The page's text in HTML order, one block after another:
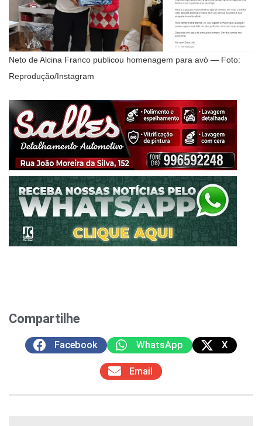
Neto de Alcina Franco publicou homenagem para avó — Foto:
Reprodução/Instagram
Compartilhe
Facebook WhatsApp X
Email